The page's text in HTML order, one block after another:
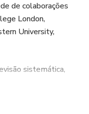
de colaborações
London,
University,
sistemática,